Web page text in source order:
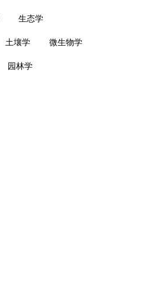
生态学
土壤学 微生物学
园林学